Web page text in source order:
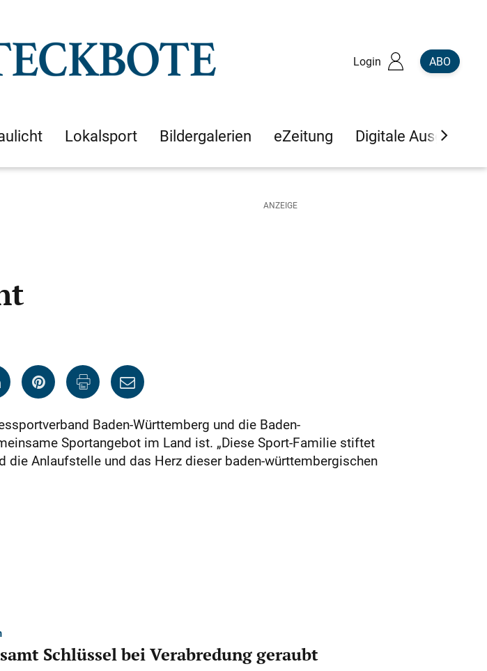
Login ABO
Lokalsport Bildergalerien eZeitung Digitale Ausgaben
Baden-Württemberg und die Baden-
Sportangebot im Land ist. „Diese Sport-Familie stiftet
Anlaufstelle und das Herz dieser baden-württembergischen
Schlüssel bei Verabredung geraubt